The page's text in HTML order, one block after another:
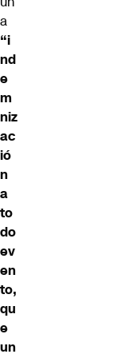
a
“i
nd
e
m
niz
ac
ió
n
a
to
do
ev
en
to,
qu
e
un